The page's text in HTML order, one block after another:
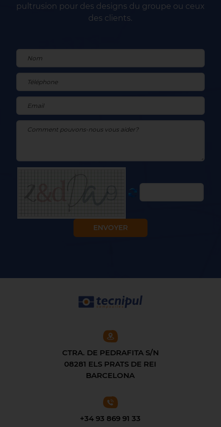
pultrusion pour des designs du groupe ou ceux
des clients.
CTRA. DE PEDRAFITA S/N
08281 ELS PRATS DE REI
BARCELONA
+34 93 869 91 33